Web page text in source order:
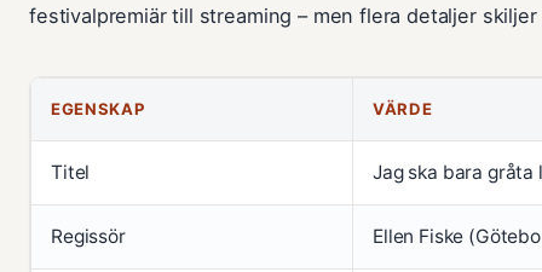
festivalpremiär till streaming – men flera detaljer
EGENSKAP VÄRDE
Titel Jag ska bara gråta
Regissör Ellen Fiske